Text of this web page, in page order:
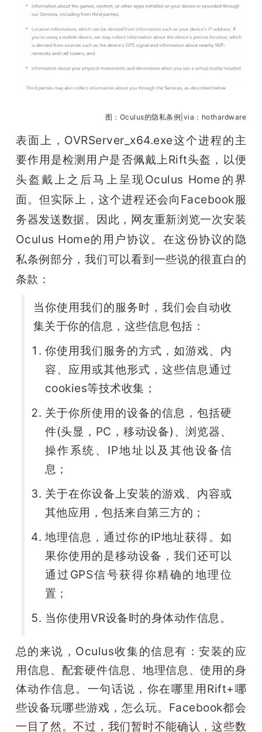
图：Oculus的隐私条例|via：hothardware
表面上，OVRServer_x64.exe这个进程的主
要作用是检测用户是否佩戴上Rift头盔，以便
头盔戴上之后马上呈现Oculus Home的界
面。但实际上，这个进程还会向Facebook服
务器发送数据。因此，网友重新浏览一次安装
Oculus Home的用户协议。在这份协议的隐
私条例部分，我们可以看到一些说的很直白的
条款：
当你使用我们的服务时，我们会自动收
集关于你的信息，这些信息包括：
你使用我们服务的方式，如游戏、内
容、应用或其他形式，这些信息通过
cookies等技术收集；
关于你所使用的设备的信息，包括硬
件(头显，PC，移动设备)、浏览器、
操作系统、IP地址以及其他设备信
息；
关于在你设备上安装的游戏、内容或
其他应用，包括来自第三方的；
地理信息，通过你的IP地址获得。如
果你使用的是移动设备，我们还可以
通过GPS信号获得你精确的地理位
置；
当你使用VR设备时的身体动作信息。
总的来说，Oculus收集的信息有：安装的应
用信息、配套硬件信息、地理信息、使用的身
体动作信息。一句话说，你在哪里用Rift+哪
些设备玩哪些游戏，怎么玩。Facebook都会
一目了然。不过，我们暂时不能确认，这些数